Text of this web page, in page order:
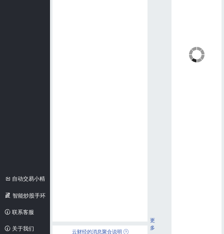
自动交易小精
灵 智能炒股手环
联系客服
关于我们
云财经的消息聚合说明
更
多